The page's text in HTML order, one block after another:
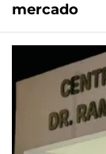
mercado